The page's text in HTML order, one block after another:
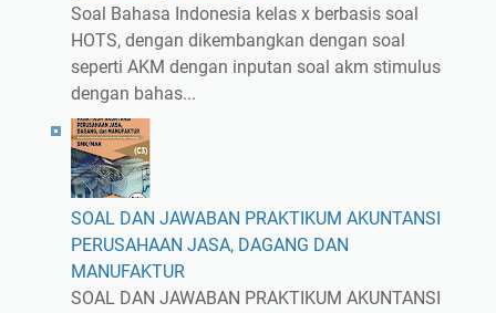
Soal Bahasa Indonesia kelas x berbasis soal
HOTS, dengan dikembangkan dengan soal
seperti AKM dengan inputan soal akm stimulus
dengan bahas...
SOAL DAN JAWABAN PRAKTIKUM AKUNTANSI
PERUSAHAAN JASA, DAGANG DAN
MANUFAKTUR
SOAL DAN JAWABAN PRAKTIKUM AKUNTANSI